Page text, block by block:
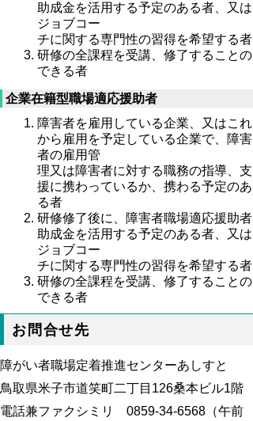
助成金を活用する予定のある者、又は
ジョブコー
チに関する専門性の習得を希望する者
研修の全課程を受講、修了することの
できる者
企業在籍型職場適応援助者
障害者を雇用している企業、又はこれ
から雇用を予定している企業で、障害
者の雇用管
理又は障害者に対する職務の指導、支
援に携わっているか、携わる予定のあ
る者
研修修了後に、障害者職場適応援助者
助成金を活用する予定のある者、又は
ジョブコー
チに関する専門性の習得を希望する者
研修の全課程を受講、修了することの
できる者
お問合せ先
障がい者職場定着推進センターあしすと
鳥取県米子市道笑町二丁目126桑本ビル1階
電話兼ファクシミリ 0859-34-6568 （午前